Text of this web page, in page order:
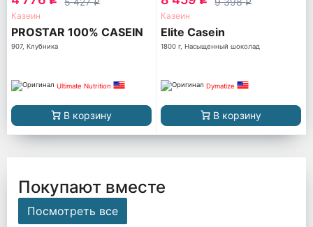
q
Казеин
PROSTAR 100% CASEIN
907, Клубника
Ultimate Nutrition
В корзину
q
Казеин
Elite Casein
1800 г, Насыщенный шоколад
Dymatize
В корзину
Покупают вместе
Посмотреть все